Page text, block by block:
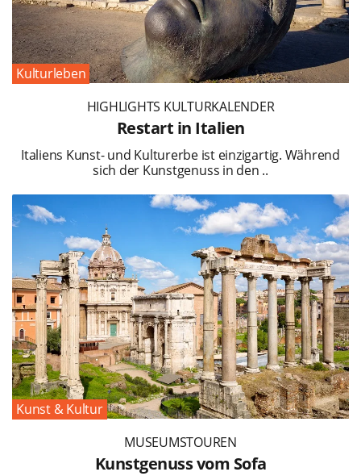
Kulturleben
HIGHLIGHTS KULTURKALENDER
Restart in Italien
Italiens Kunst- und Kulturerbe ist einzigartig. Während
sich der Kunstgenuss in den ..
Kunst & Kultur
MUSEUMSTOUREN
Kunstgenuss vom Sofa